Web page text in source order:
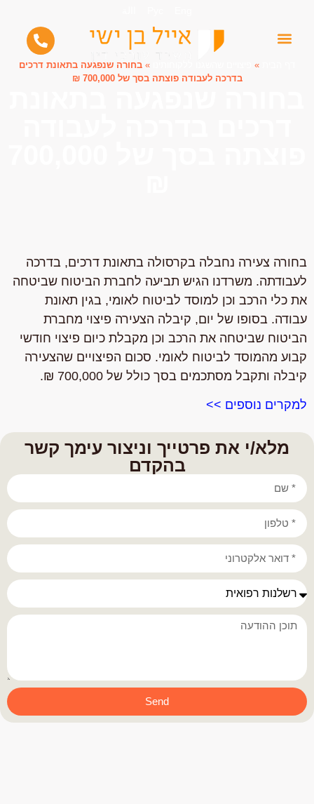
»
» בחורה שנפגעה בתאונת דרכים
בדרכה לעבודה פוצתה בסך של 700,000 ₪
מלא/י את פרטייך וניצור עימך קשר
בהקדם
Send
בחורה צעירה נחבלה בקרסולה בתאונת דרכים, בדרכה
לעבודתה. משרדנו הגיש תביעה לחברת הביטוח שביטחה
את כלי הרכב וכן למוסד לביטוח לאומי, בגין תאונת
עבודה. בסופו של יום, קיבלה הצעירה פיצוי מחברת
הביטוח שביטחה את הרכב וכן מקבלת כיום פיצוי חודשי
קבוע מהמוסד לביטוח לאומי. סכום הפיצויים שהצעירה
קיבלה ותקבל מסתכמים בסך כולל של 700,000 ₪
.
למקרים נוספים >>